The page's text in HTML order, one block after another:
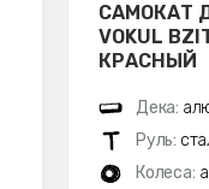
САМОКАТ
VOKUL
КРАСНЫЙ
Дека:
Руль:
Колеса: